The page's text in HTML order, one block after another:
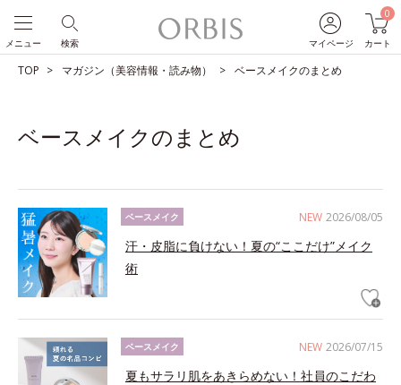
マイページ
0
カート
検索
メニュー
TOP マガジン（美容情報・読み物） ベースメイクのまとめ
ベースメイクのまとめ
NEW 2026/08/05
ベースメイク
汗・皮脂に負けない！夏の“ここだけ”メイク
術
NEW 2026/07/15
ベースメイク
夏もサラリ肌をあきらめない！社員のこだわ